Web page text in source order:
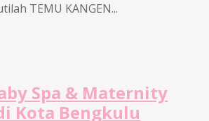
TEMU KANGEN...
Spa & Maternity
Kota Bengkulu